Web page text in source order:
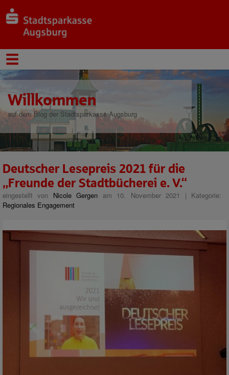
Willkommen
auf dem Blog der Stadtsparkasse Augsburg
Deutscher Lesepreis 2021 für die
„Freunde der Stadtbücherei e. V.“
eingestellt von Nicole Gergen am 10. November 2021 | Kategorie:
Regionales Engagement